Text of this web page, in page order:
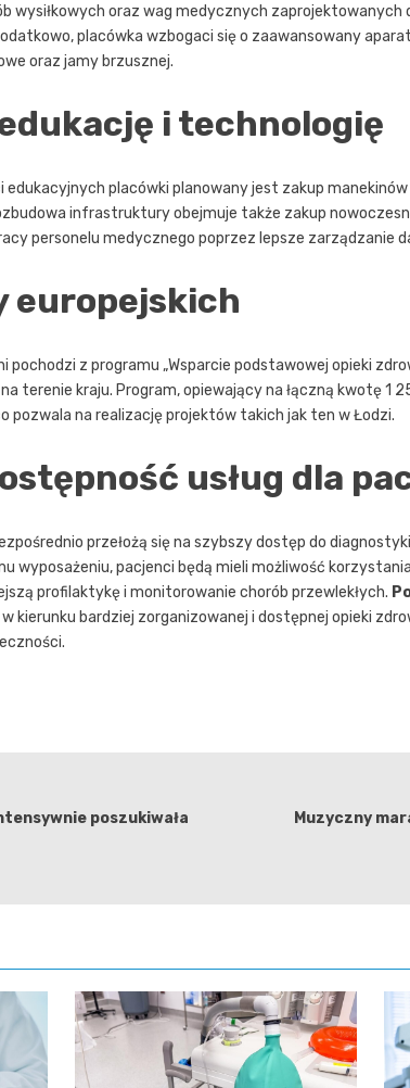
wysiłkowych oraz wag medycznych
placówka wzbogaci się o zaawansowany
oraz jamy brzusznej.
i technologię
edukacyjnych placówki planowany jest zakup
infrastruktury obejmuje także zakup
personelu medycznego poprzez lepsze zarządzanie
europejskich
pochodzi z programu „Wsparcie podstawowej opieki
terenie kraju. Program, opiewający na łączną kwotę 1
pozwala na realizację projektów takich jak ten w Łodzi.
usług dla
przełożą się na szybszy dostęp do
wyposażeniu, pacjenci będą mieli możliwość
profilaktykę i monitorowanie chorób przewlekłych.
kierunku bardziej zorganizowanej i dostępnej opieki
poszukiwała
Muzyczny